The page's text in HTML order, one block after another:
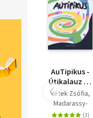
Popper Péter,
felében
Jenő, Beata
segítségével. Az
AuTipikus -
Útikalauz az
autizmusról
kíváncsi
elméknek
Vétek Zsófia
Madarassy-
Szücs Anna